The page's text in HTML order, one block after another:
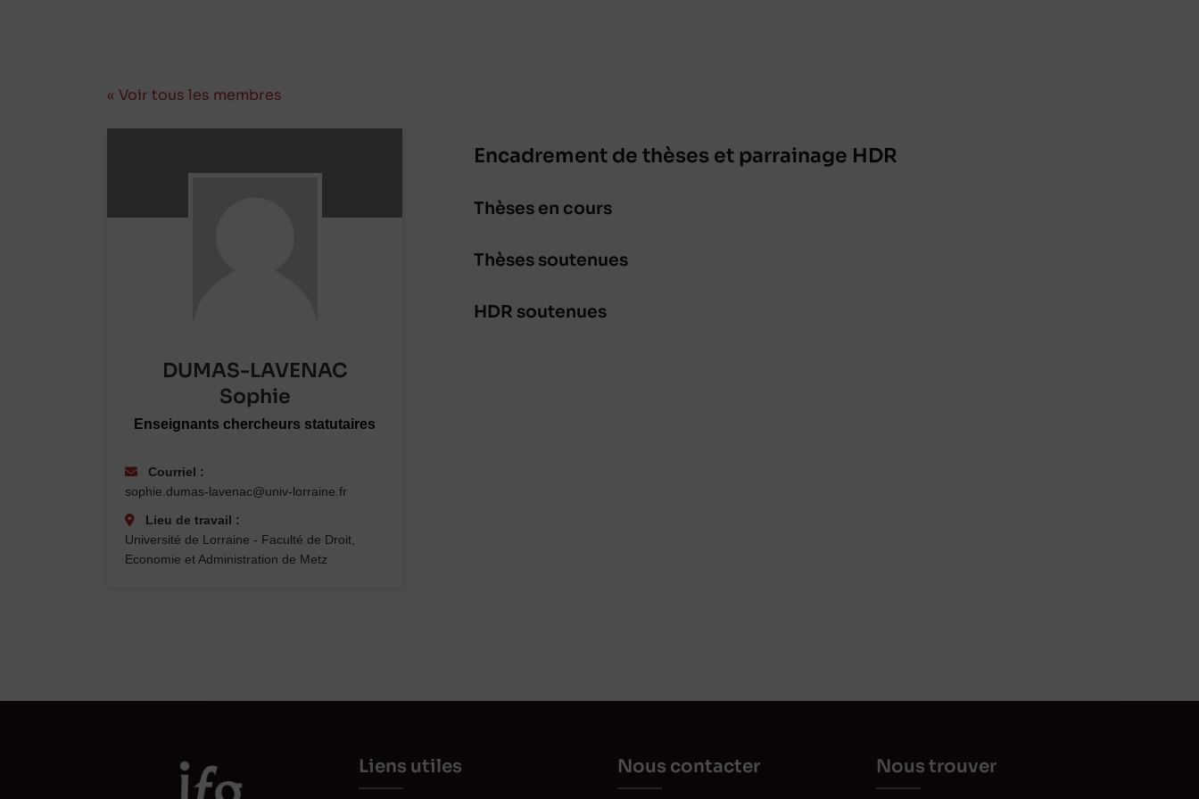
« Voir tous les membres
DUMAS-LAVENAC
Sophie
Enseignants chercheurs statutaires
Courriel :
sophie.dumas-lavenac@univ-lorraine.fr
Lieu de travail :
Université de Lorraine - Faculté de Droit,
Economie et Administration de Metz
Encadrement de thèses et parrainage HDR
Thèses en cours
Thèses soutenues
HDR soutenues
Liens utiles Nous contacter Nous trouver